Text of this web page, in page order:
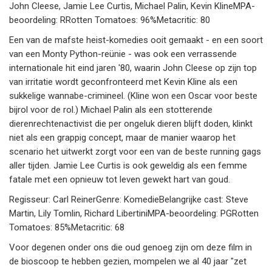
John Cleese, Jamie Lee Curtis, Michael Palin, Kevin KlineMPA-
beoordeling: RRotten Tomatoes: 96%Metacritic: 80
Een van de mafste heist-komedies ooit gemaakt - en een soort
van een Monty Python-reünie - was ook een verrassende
internationale hit eind jaren '80, waarin John Cleese op zijn top
van irritatie wordt geconfronteerd met Kevin Kline als een
sukkelige wannabe-crimineel. (Kline won een Oscar voor beste
bijrol voor de rol.) Michael Palin als een stotterende
dierenrechtenactivist die per ongeluk dieren blijft doden, klinkt
niet als een grappig concept, maar de manier waarop het
scenario het uitwerkt zorgt voor een van de beste running gags
aller tijden. Jamie Lee Curtis is ook geweldig als een femme
fatale met een opnieuw tot leven gewekt hart van goud.
Regisseur: Carl ReinerGenre: KomedieBelangrijke cast: Steve
Martin, Lily Tomlin, Richard LibertiniMPA-beoordeling: PGRotten
Tomatoes: 85%Metacritic: 68
Voor degenen onder ons die oud genoeg zijn om deze film in
de bioscoop te hebben gezien, mompelen we al 40 jaar "zet